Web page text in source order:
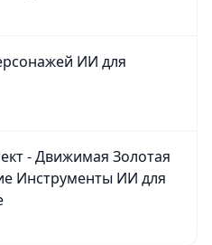
ИИ для
- Движимая Золотая
Инструменты ИИ для